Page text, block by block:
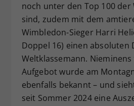
noch unter den Top 100 der
sind, zudem mit dem
Wimbledon-Sieger Harri
Doppel 16) einen absoluten
Weltklassemann.
Aufgebot wurde am
ebenfalls bekannt – und
seit Sommer 2024 eine